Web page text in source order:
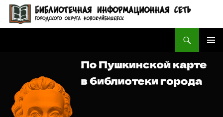
БИБЛИОТЕЧНАЯ ИНФОРМАЦИОННАЯ СЕТЬ городского округа Новокуйбышевск
МЕНЮ